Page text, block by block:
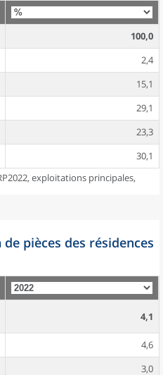
100,0
2,4
15,1
29,1
23,3
30,1
exploitations principales,
pièces des résidences
4,1
4,6
3,0